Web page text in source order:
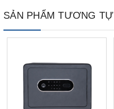
SẢN PHẨM TƯƠNG TỰ